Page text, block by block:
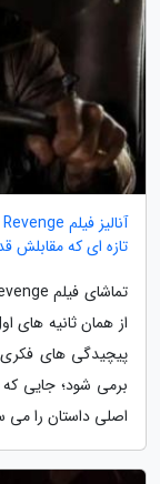
تازه ای که مقابلش
از همان ثانیه های
پیچیدگی های
برمی شود؛ جایی
اصلی داستان را می